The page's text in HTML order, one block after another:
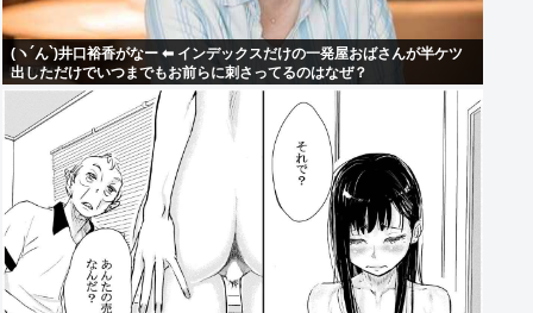
(ヽ´ん`)井口裕香がなー ⬅ インデックスだけの一発屋おばさんが半ケツ
出しただけでいつまでもお前らに刺さってるのはなぜ？